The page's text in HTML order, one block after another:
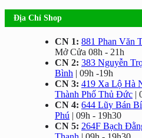
Địa Chỉ Shop
CN 1: 881 Phan Văn
Mở Cửa 08h - 21h
CN 2: 383 Nguyễn
Bình | 09h -19h
CN 3: 419 Xa Lộ Hà
Thành Phố Thủ Đức |
CN 4: 644 Lũy Bán
Phú | 09h - 19h30
CN 5: 264F Bạch